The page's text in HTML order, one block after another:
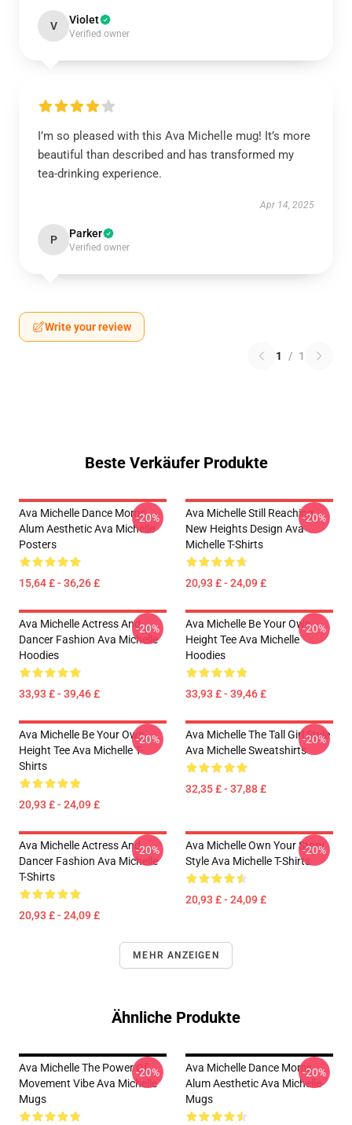
V Violet
Verified owner
I’m so pleased with this Ava Michelle mug! It’s more
beautiful than described and has transformed my
tea-drinking experience.
Apr 14, 2025
P Parker
Verified owner
Write your review
1 / 1
Beste Verkäufer Produkte
Ava Michelle Dance Moms
Alum Aesthetic Ava Michelle
Posters
15,64 £ - 36,26 £
-20%
Ava Michelle Still Reaching
New Heights Design Ava
Michelle T-Shirts
20,93 £ - 24,09 £
-20%
Ava Michelle Actress And
Dancer Fashion Ava Michelle
Hoodies
33,93 £ - 39,46 £
-20%
Ava Michelle Be Your Own
Height Tee Ava Michelle
Hoodies
33,93 £ - 39,46 £
-20%
Ava Michelle Be Your Own
Height Tee Ava Michelle T-
Shirts
20,93 £ - 24,09 £
-20%
Ava Michelle The Tall Girl Style
Ava Michelle Sweatshirts
32,35 £ - 37,88 £
-20%
Ava Michelle Actress And
Dancer Fashion Ava Michelle
T-Shirts
20,93 £ - 24,09 £
-20%
Ava Michelle Own Your Story
Style Ava Michelle T-Shirts
20,93 £ - 24,09 £
-20%
MEHR ANZEIGEN
Ähnliche Produkte
Ava Michelle The Power Of
Movement Vibe Ava Michelle
Mugs
-20%
Ava Michelle Dance Moms
Alum Aesthetic Ava Michelle
Mugs
-20%